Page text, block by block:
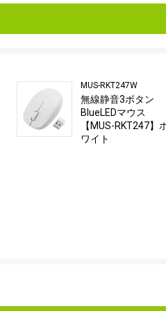
MUS-RKT247W
無線静音3ボタン
BlueLEDマウス
【MUS-RKT247】
ワイト